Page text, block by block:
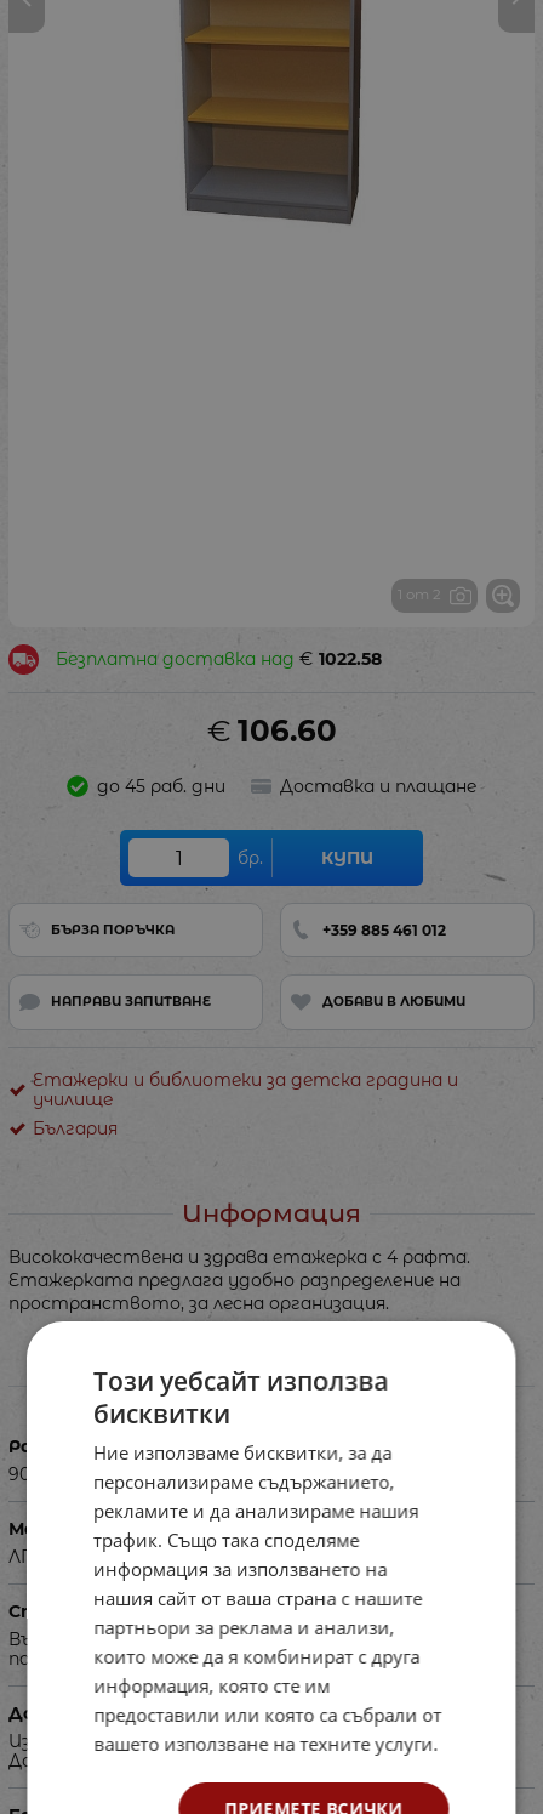
1 от 2
Безплатна доставка над 1022.58
€
106.60
€
до 45 раб. дни Доставка и плащане
бр. КУПИ
БЪРЗА ПОРЪЧКА +359 885 461 012
НАПРАВИ ЗАПИТВАНЕ ДОБАВИ В ЛЮБИМИ
Етажерки и библиотеки за детска градина и
училище
България
Информация
Висококачествена и здрава етажерка с 4 рафта.
Етажерката предлага удобно разпределение на
пространството, за лесна организация.
Характеристики
Размери в см
90х30х200
Материал
ЛПДЧ
Специфика
Възможност за избор цвета на ламината от базова
палитра или допълнителни цветови палитри.
Допълнителна информация
Изисква се авансово плащане на 50% от сумата.
Доставя се в сглобен вид.
Този уебсайт използва
бисквитки
Ние използваме бисквитки, за да
персонализираме съдържанието,
рекламите и да анализираме нашия
трафик. Също така споделяме
информация за използването на
нашия сайт от ваша страна с нашите
партньори за реклама и анализи,
които може да я комбинират с друга
информация, която сте им
предоставили или която са събрали от
вашето използване на техните услуги.
ПРИЕМЕТЕ ВСИЧКИ